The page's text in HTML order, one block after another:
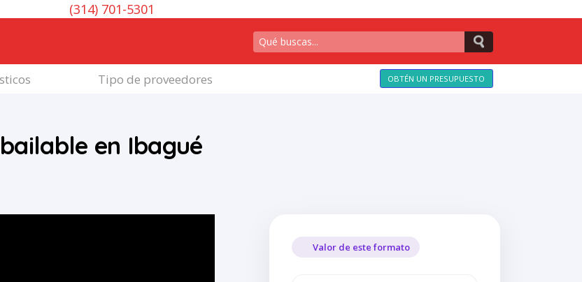
(314) 701-5301
Tipo de proveedores OBTÉN UN PRESUPUESTO
en Ibagué
Valor de este formato